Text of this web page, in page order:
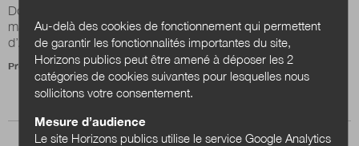
Docteur d’État en sciences politiques, spécialiste reconnu du
management public et ancien maire adjoint à Dinan (Côtes-
d’Armor), Philippe Dressayre...
Propos recueillis par Valentin Nonorgue
Au-delà des cookies de fonctionnement qui permettent
de garantir les fonctionnalités importantes du site,
Horizons publics peut être amené à déposer les 2
catégories de cookies suivantes pour lesquelles nous
sollicitons votre consentement.
Mesure d’audience
Le site Horizons publics utilise le service Google Analytics